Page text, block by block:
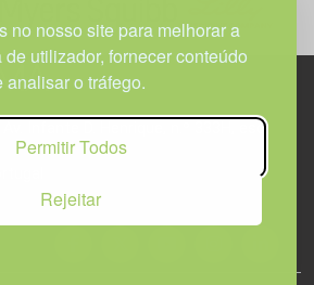
no nosso site para melhorar a
utilizador, fornecer conteúdo
o tráfego.
Permitir Todos
Rejeitar
Av. Infante D. Henrique, n.º 333H, esc.